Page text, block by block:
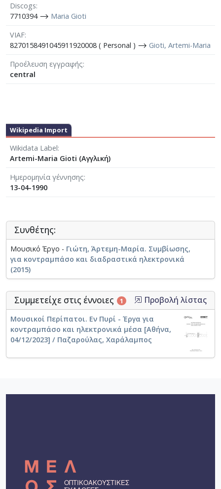
Discogs
7710394 ⟶ Maria Gioti
VIAF
8270158491045911920008 ( Personal ) ⟶ Gioti, Artemi-Maria
Προέλευση εγγραφής
central
Wikipedia Import
Wikidata Label
Artemi-Maria Gioti (Αγγλική)
Ημερομηνία γέννησης
13-04-1990
Συνθέτης:
Μουσικό Έργο - Γιώτη, Άρτεμη-Μαρία. Συμβίωσης,
για κοντραμπάσο και διαδραστικά ηλεκτρονικά
(2015)
Συμμετείχε στις έννοιες 1 Προβολή λίστας
Μουσικοί Περίπατοι. Εν Πυρί - Έργα για
κοντραμπάσο και ηλεκτρονικά μέσα [Αθήνα,
04/12/2023] / Παζαρούλας, Χαράλαμπος